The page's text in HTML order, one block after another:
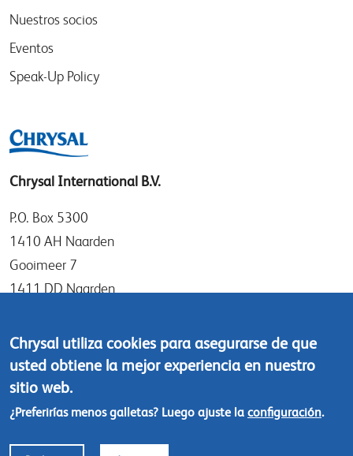
Nuestros socios
Eventos
Speak-Up Policy
Chrysal International B.V.
P.O. Box 5300
1410 AH Naarden
Gooimeer 7
1411 DD Naarden
Tel: +31 (0)35 - 695 58 88
Contáctanos
menu
Chrysal utiliza cookies para asegurarse de que
usted obtiene la mejor experiencia en nuestro
sitio web.
¿Preferirías menos galletas? Luego ajuste la configuración.